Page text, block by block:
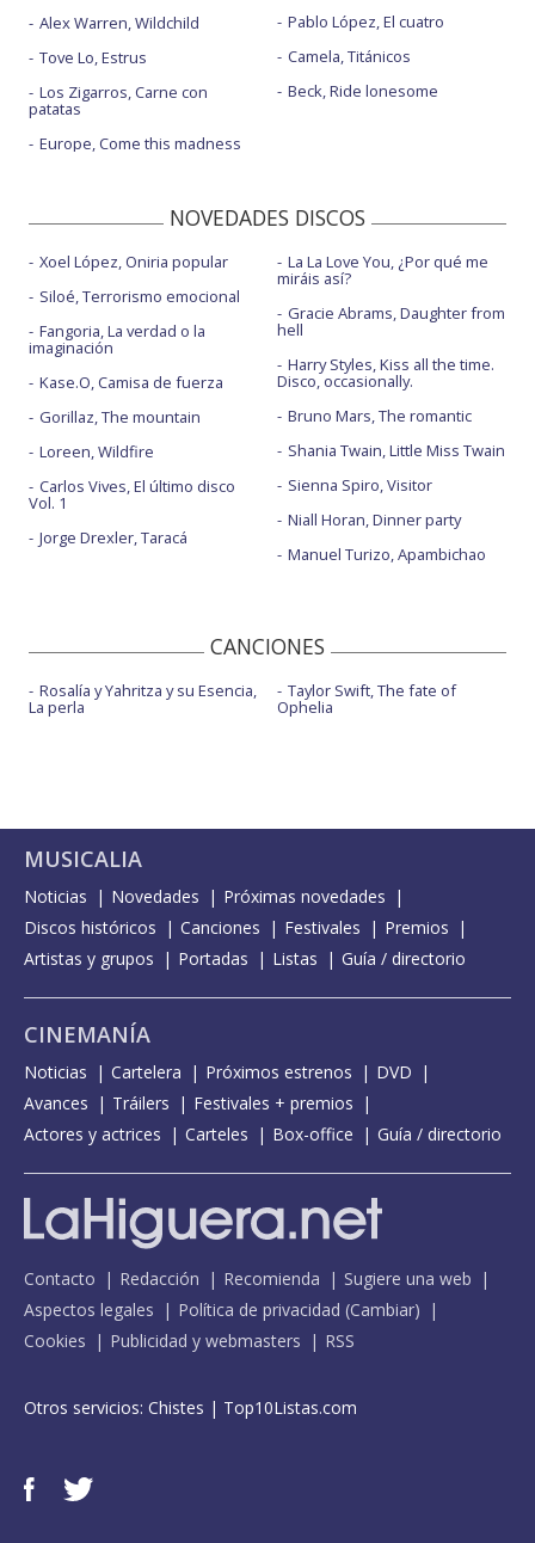
Alex Warren, Wildchild
Tove Lo, Estrus
Los Zigarros, Carne con
patatas
Europe, Come this madness
Pablo López, El cuatro
Camela, Titánicos
Beck, Ride lonesome
NOVEDADES DISCOS
Xoel López, Oniria popular
Siloé, Terrorismo emocional
Fangoria, La verdad o la
imaginación
Kase.O, Camisa de fuerza
Gorillaz, The mountain
Loreen, Wildfire
Carlos Vives, El último disco
Vol. 1
Jorge Drexler, Taracá
La La Love You, ¿Por qué me
miráis así?
Gracie Abrams, Daughter from
hell
Harry Styles, Kiss all the time.
Disco, occasionally.
Bruno Mars, The romantic
Shania Twain, Little Miss Twain
Sienna Spiro, Visitor
Niall Horan, Dinner party
Manuel Turizo, Apambichao
CANCIONES
Rosalía y Yahritza y su Esencia,
La perla
Taylor Swift, The fate of
Ophelia
MUSICALIA
Noticias Novedades
Próximas novedades
Discos históricos
Canciones Festivales
Premios
Artistas y grupos
Portadas Listas Guía / directorio
CINEMANÍA
Noticias Cartelera Próximos estrenos
DVD
Avances
Tráilers
Festivales + premios
Actores y actrices
Carteles Box-office Guía / directorio
Contacto Redacción Recomienda
Sugiere una web
Aspectos legales
Política de privacidad (Cambiar)
Cookies
Publicidad y webmasters RSS
Otros servicios: Chistes | Top10Listas.com